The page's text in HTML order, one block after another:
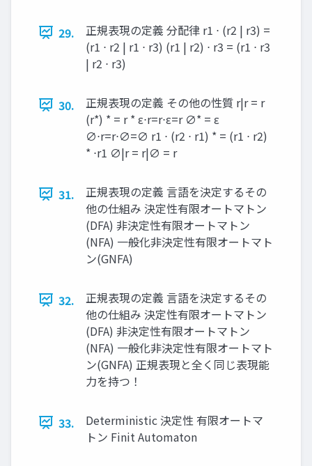
29.
正規表現の定義 分配律 r1 ⋅ (r2 | r3) =
(r1 ⋅ r2 | r1 ⋅ r3) (r1 | r2) ⋅ r3 = (r1 ⋅ r3
| r2 ⋅ r3)
30.
正規表現の定義 その他の性質 r|r = r
(r*) * = r * ε⋅r=r⋅ε=r ∅* = ε
∅⋅r=r⋅∅=∅ r1 ⋅ (r2 ⋅ r1) * = (r1 ⋅ r2)
* ⋅r1 ∅|r = r|∅ = r
31.
正規表現の定義 言語を決定するその
他の仕組み 決定性有限オートマトン
(DFA) 非決定性有限オートマトン
(NFA) 一般化非決定性有限オートマト
ン(GNFA)
32.
正規表現の定義 言語を決定するその
他の仕組み 決定性有限オートマトン
(DFA) 非決定性有限オートマトン
(NFA) 一般化非決定性有限オートマト
ン(GNFA) 正規表現と全く同じ表現能
力を持つ！
33.
Deterministic 決定性 有限オートマ
トン Finit Automaton